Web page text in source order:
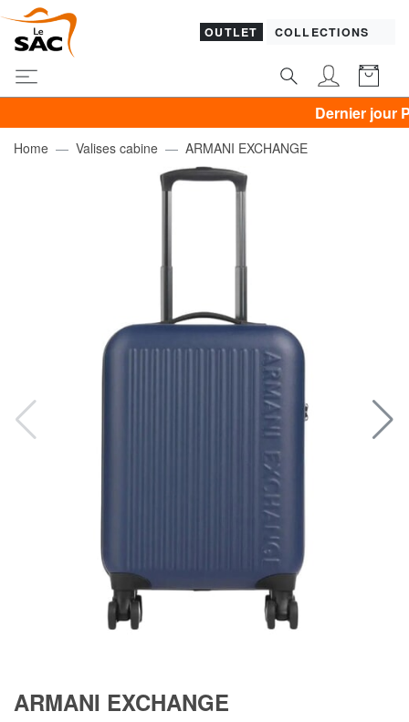
OUTLET COLLECTIONS
Dernier jour
Home Valises cabine ARMANI EXCHANGE
ARMANI EXCHANGE